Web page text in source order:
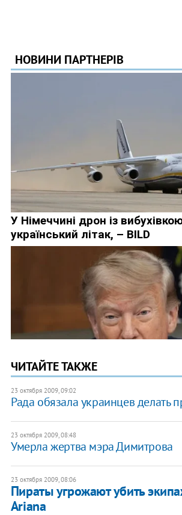
ЧИТАЙТЕ ТАКЖЕ
23 октября 2009, 09:02
Рада обязала украинцев делать
23 октября 2009, 08:48
Умерла жертва мэра Димитрова
23 октября 2009, 08:06
Пираты угрожают убить
Ariana